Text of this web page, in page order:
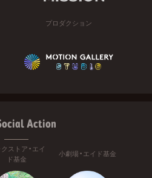
プロダクション
Action
ストア・エイ
ド基金
小劇場・エイド基金